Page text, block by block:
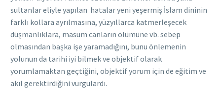
sultanlar eliyle yapılan hatalar yeni yeşermiş İslam dininin
farklı kollara ayrılmasına, yüzyıllarca katmerleşecek
düşmanlıklara, masum canların ölümüne vb. sebep
olmasından başka işe yaramadığını, bunu önlemenin
yolunun da tarihi iyi bilmek ve objektif olarak
yorumlamaktan geçtiğini, objektif yorum için de eğitim ve
akıl gerektirdiğini vurgulardı.